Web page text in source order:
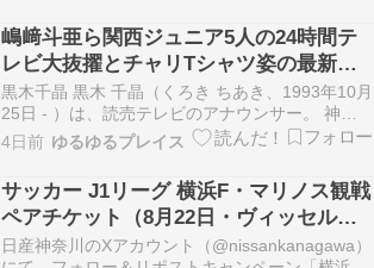
嶋﨑斗亜ら関西ジュニア5人の24時間テ
レビ大抜擢とチャリTシャツ姿の最新姿
にファン大騒然！
黒木千晶 黒木 千晶（くろき ちあき、1993年10月
25日 - ）は、読売テレビのアナウンサー。 神奈
川県横浜市生まれ。小学生の時に見たドラマの影
響で役者を目指す。中学生の時に受けたオーディ
ションは数十回に及び、全て不合格となった。役
者になる道を諦めるまで、俳優養成所にも通っ…
4日前 ゆるゆるプレイス
サッカー J1リーグ 横浜F・マリノス観戦
ペアチケット（8月22日・ヴィッセル神
戸 / 9月2日・京都サンガ）が当たる！日
日産神奈川のXアカウント（@nissankanagawa）